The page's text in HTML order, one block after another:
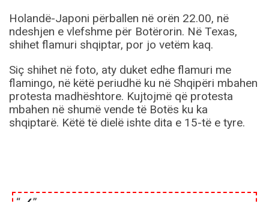
Holandë-Japoni përballen në orën 22.00, në
ndeshjen e vlefshme për Botërorin. Në Texas,
shihet flamuri shqiptar, por jo vetëm kaq.
Siç shihet në foto, aty duket edhe flamuri me
flamingo, në këtë periudhë ku në Shqipëri mbahen
protesta madhështore. Kujtojmë që protesta
mbahen në shumë vende të Botës ku ka
shqiptarë. Këtë të dielë ishte dita e 15-të e tyre.